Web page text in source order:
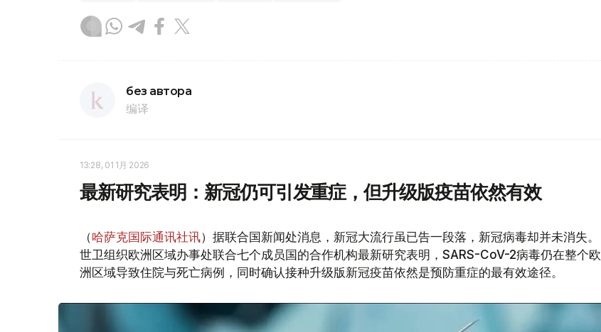
без автора
编译
13:28, 01 1月 2026
最新研究表明：新冠仍可引发重症，但升级版疫苗依然有效
（哈萨克国际通讯社讯）据联合国新闻处消息，新冠大流行虽已告一段落，新冠病毒却并未消失。
世卫组织欧洲区域办事处联合七个成员国的合作机构最新研究表明，SARS-CoV-2病毒仍在整个欧
洲区域导致住院与死亡病例，同时确认接种升级版新冠疫苗依然是预防重症的最有效途径。